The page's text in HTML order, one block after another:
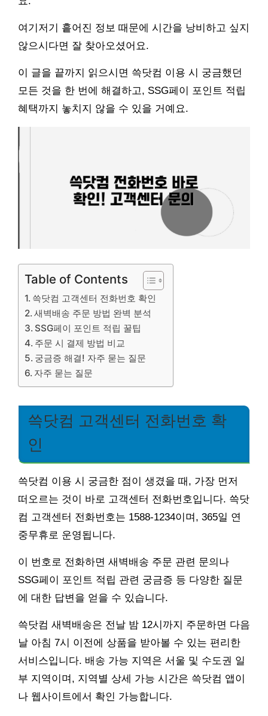
여기저기 흩어진 정보 때문에 시간을 낭비하고 싶지
않으시다면 잘 찾아오셨어요.
이 글을 끝까지 읽으시면 쓱닷컴 이용 시 궁금했던
모든 것을 한 번에 해결하고, SSG페이 포인트 적립
혜택까지 놓치지 않을 수 있을 거예요.
Table of Contents
쓱닷컴 고객센터 전화번호 확인
새벽배송 주문 방법 완벽 분석
SSG페이 포인트 적립 꿀팁
주문 시 결제 방법 비교
궁금증 해결! 자주 묻는 질문
자주 묻는 질문
쓱닷컴 고객센터 전화번호 확
인
쓱닷컴 이용 시 궁금한 점이 생겼을 때, 가장 먼저
떠오르는 것이 바로 고객센터 전화번호입니다. 쓱닷
컴 고객센터 전화번호는 1588-1234이며, 365일 연
중무휴로 운영됩니다.
이 번호로 전화하면 새벽배송 주문 관련 문의나
SSG페이 포인트 적립 관련 궁금증 등 다양한 질문
에 대한 답변을 얻을 수 있습니다.
쓱닷컴 새벽배송은 전날 밤 12시까지 주문하면 다음
날 아침 7시 이전에 상품을 받아볼 수 있는 편리한
서비스입니다. 배송 가능 지역은 서울 및 수도권 일
부 지역이며, 지역별 상세 가능 시간은 쓱닷컴 앱이
나 웹사이트에서 확인 가능합니다.